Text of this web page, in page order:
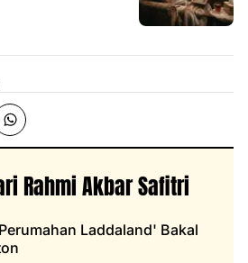
Rahmi Akbar Safitri
Laddaland' Bakal